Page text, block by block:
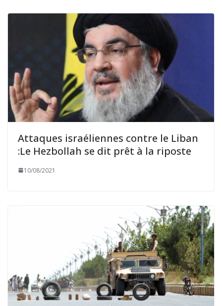
Attaques israéliennes contre le Liban
:Le Hezbollah se dit prêt à la riposte
10/08/2021